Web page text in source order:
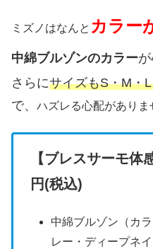
ミズノはなんと カラー
中綿ブルゾンのカラー
さらにサイズもS・M・
で、 ハズレる心配がありま
【ブレスサーモ体
円(税込)
中綿ブルゾン（カ
レー・ディープネ